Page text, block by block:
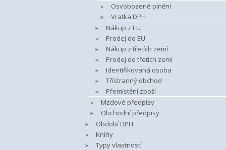
Osvobozené plnění
Vratka DPH
Nákup z EU
Prodej do EU
Nákup z třetích zemí
Prodej do třetích zemí
Identifikovaná osoba
Třístranný obchod
Přemístění zboží
Mzdové předpisy
Obchodní předpisy
Období DPH
Knihy
Typy vlastností